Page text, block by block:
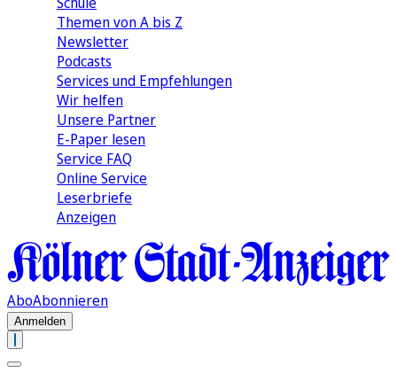
Themen von A bis Z
Newsletter
Podcasts
Services und Empfehlungen
Wir helfen
Unsere Partner
E-Paper lesen
Service FAQ
Online Service
Leserbriefe
Anzeigen
AboAbonnieren
Anmelden